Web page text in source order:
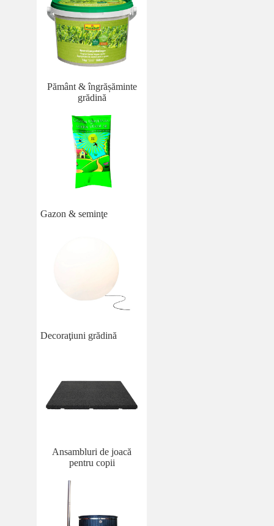
Pământ & îngrășăminte
grădină
Gazon & seminţe
Decoraţiuni grădină
Ansambluri de joacă
pentru copii